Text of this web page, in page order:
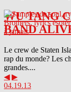
WU TANG
BAND
Le crew de Staten
rap du monde? Les
grandes....
◀ ▶
04.19.13